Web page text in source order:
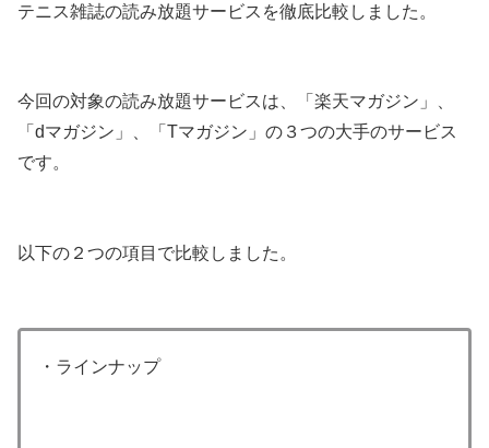
テニス雑誌の読み放題サービスを徹底比較しました。
今回の対象の読み放題サービスは、「楽天マガジン」、
「dマガジン」、「Tマガジン」の３つの大手のサービス
です。
以下の２つの項目で比較しました。
・ラインナップ